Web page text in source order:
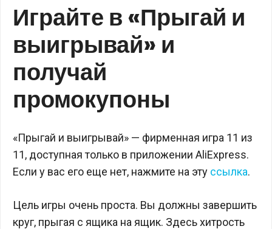
Играйте в «Прыгай и
выигрывай» и
получай
промокупоны
«Прыгай и выигрывай» — фирменная игра 11 из
11, доступная только в приложении AliExpress.
Если у вас его еще нет, нажмите на эту ссылка.
Цель игры очень проста. Вы должны завершить
круг, прыгая с ящика на ящик. Здесь хитрость